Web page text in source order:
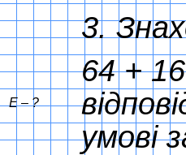
3.
64 +
умові
Е – ?